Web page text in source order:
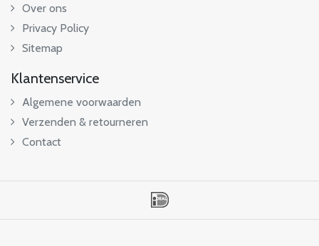
Over ons
Privacy Policy
Sitemap
Klantenservice
Algemene voorwaarden
Verzenden & retourneren
Contact